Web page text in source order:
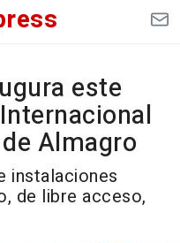
este
Almagro
instalaciones
de libre acceso,